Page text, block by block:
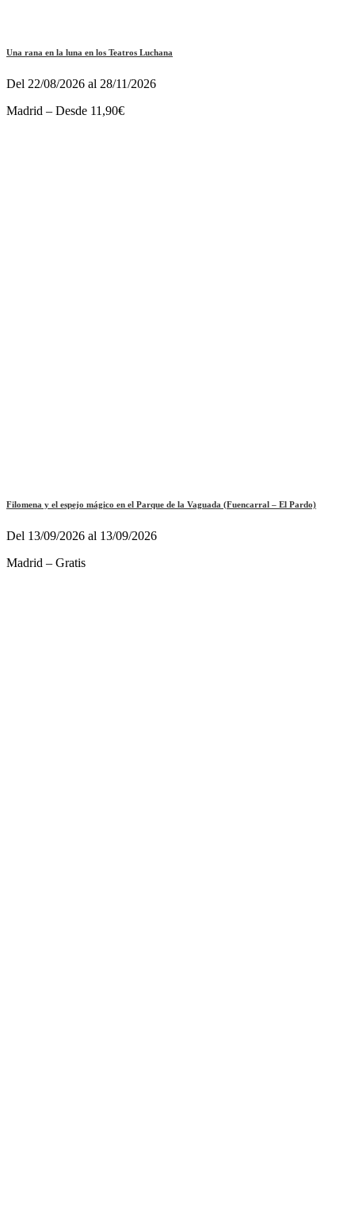
Una rana en la luna en los Teatros Luchana
Del 22/08/2026 al 28/11/2026
Madrid – Desde 11,90€
Filomena y el espejo mágico en el Parque de la Vaguada (Fuencarral – El Pardo)
Del 13/09/2026 al 13/09/2026
Madrid – Gratis